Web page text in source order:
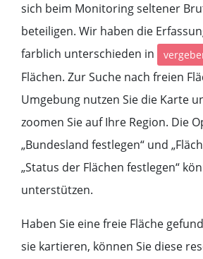
sich beim Monitoring seltener
beteiligen. Wir haben die
farblich unterschieden in
Flächen. Zur Suche nach freien
Umgebung nutzen Sie die Karte
zoomen Sie auf Ihre Region. Die
„Bundesland festlegen“ und
„Status der Flächen festlegen“
unterstützen.
Haben Sie eine freie Fläche
sie kartieren, können Sie diese